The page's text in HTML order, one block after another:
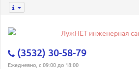
(3532) 30-58-79
Ежедневно, с 09:00 до 18:00